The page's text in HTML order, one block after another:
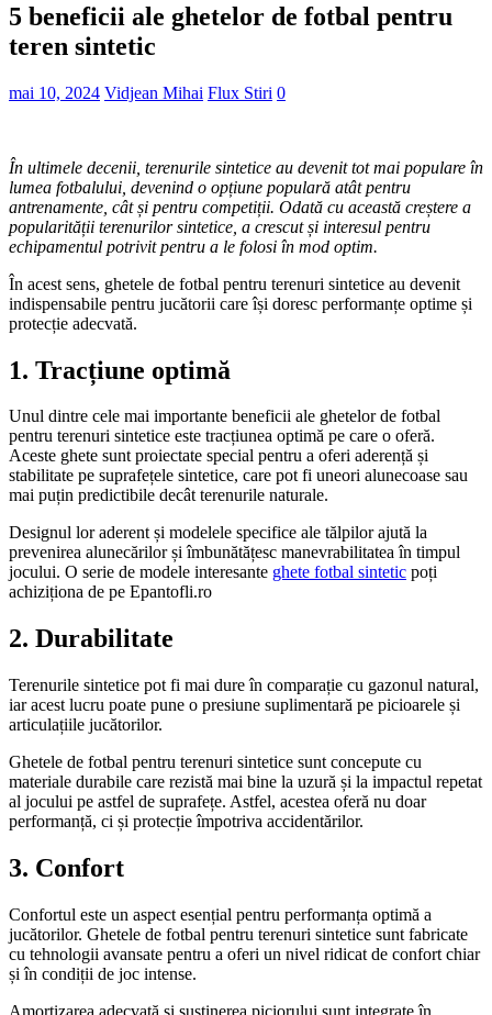
5 beneficii ale ghetelor de fotbal pentru
teren sintetic
mai 10, 2024 Vidjean Mihai Flux Stiri 0
În ultimele decenii, terenurile sintetice au devenit tot mai populare în
lumea fotbalului, devenind o opțiune populară atât pentru
antrenamente, cât și pentru competiții. Odată cu această creștere a
popularității terenurilor sintetice, a crescut și interesul pentru
echipamentul potrivit pentru a le folosi în mod optim.
În acest sens, ghetele de fotbal pentru terenuri sintetice au devenit
indispensabile pentru jucătorii care își doresc performanțe optime și
protecție adecvată.
1. Tracțiune optimă
Unul dintre cele mai importante beneficii ale ghetelor de fotbal
pentru terenuri sintetice este tracțiunea optimă pe care o oferă.
Aceste ghete sunt proiectate special pentru a oferi aderență și
stabilitate pe suprafețele sintetice, care pot fi uneori alunecoase sau
mai puțin predictibile decât terenurile naturale.
Designul lor aderent și modelele specifice ale tălpilor ajută la
prevenirea alunecărilor și îmbunătățesc manevrabilitatea în timpul
jocului. O serie de modele interesante ghete fotbal sintetic poți
achiziționa de pe Epantofli.ro
2. Durabilitate
Terenurile sintetice pot fi mai dure în comparație cu gazonul natural,
iar acest lucru poate pune o presiune suplimentară pe picioarele și
articulațiile jucătorilor.
Ghetele de fotbal pentru terenuri sintetice sunt concepute cu
materiale durabile care rezistă mai bine la uzură și la impactul repetat
al jocului pe astfel de suprafețe. Astfel, acestea oferă nu doar
performanță, ci și protecție împotriva accidentărilor.
3. Confort
Confortul este un aspect esențial pentru performanța optimă a
jucătorilor. Ghetele de fotbal pentru terenuri sintetice sunt fabricate
cu tehnologii avansate pentru a oferi un nivel ridicat de confort chiar
și în condiții de joc intense.